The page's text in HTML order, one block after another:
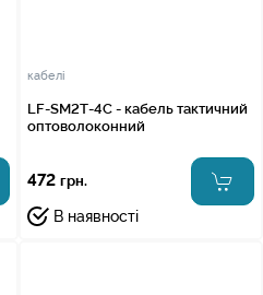
кабелі
LF-SM2T-4C - кабель тактичний
оптоволоконний
472 грн.
В наявності